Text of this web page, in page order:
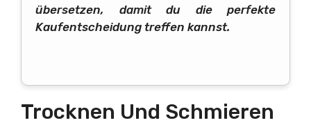
übersetzen, damit du die perfekte
Kaufentscheidung treffen kannst.
Trocknen Und Schmieren